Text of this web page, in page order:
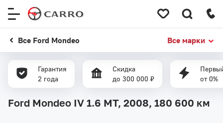
Все Ford Mondeo Все марки
Гарантия
2 года
Скидка
до 300 000 ₽
от 0%
Ford Mondeo IV 1.6 MT, 2008, 180 600 км